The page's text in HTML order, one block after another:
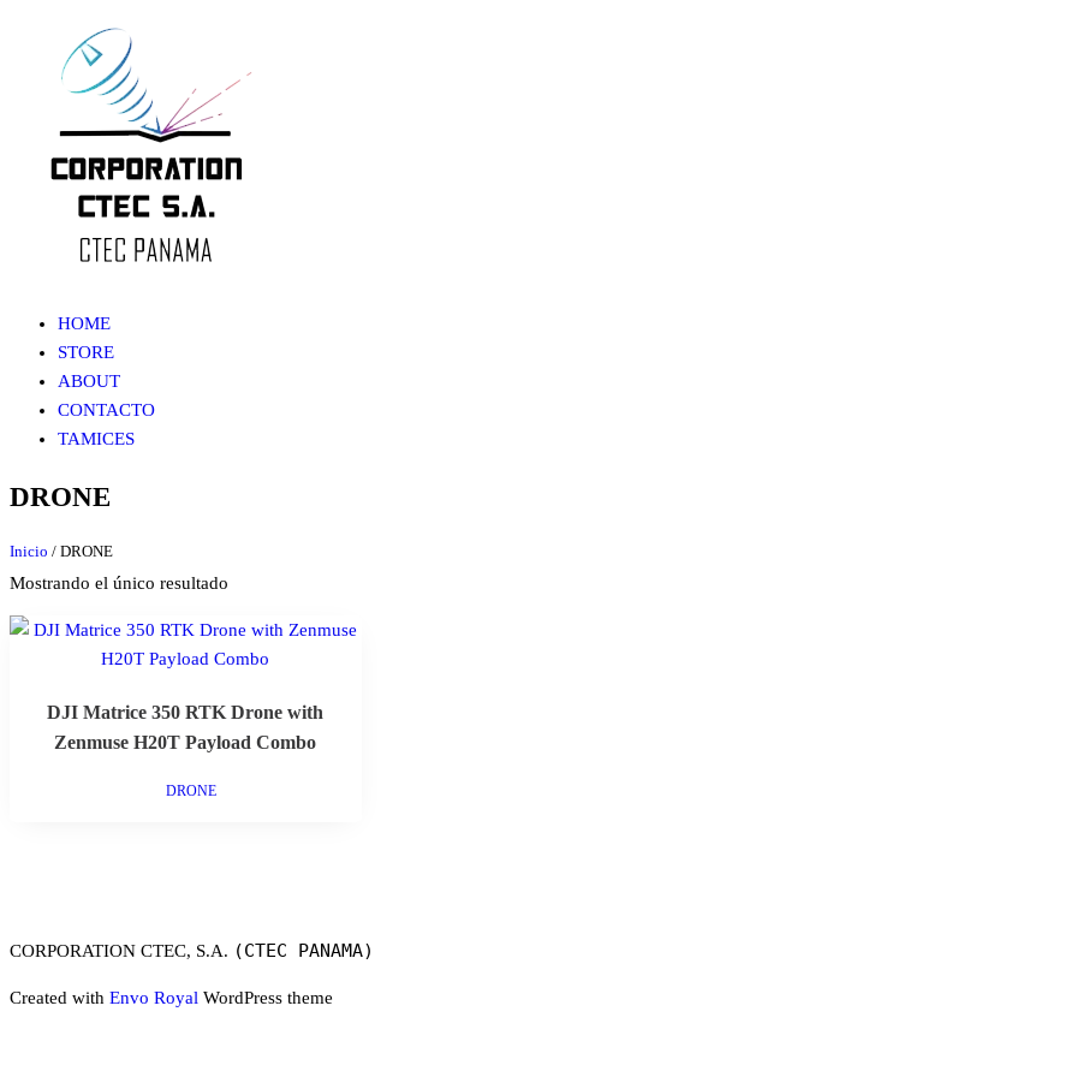
contenido
HOME
STORE
ABOUT
CONTACTO
TAMICES
DRONE
Inicio / DRONE
Mostrando el único resultado
DJI Matrice 350 RTK Drone with
Zenmuse H20T Payload Combo
DRONE
CORPORATION CTEC, S.A. (CTEC PANAMA)
Created with Envo Royal WordPress theme